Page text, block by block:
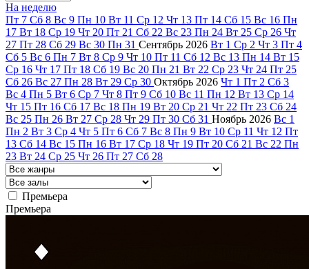
На неделю
Пт 7 Сб 8 Вс 9 Пн 10 Вт 11 Ср 12 Чт 13 Пт 14 Сб 15 Вс 16 Пн
17 Вт 18 Ср 19 Чт 20 Пт 21 Сб 22 Вс 23 Пн 24 Вт 25 Ср 26 Чт
27 Пт 28 Сб 29 Вс 30 Пн 31 Сентябрь 2026 Вт 1 Ср 2 Чт 3 Пт 4
Сб 5 Вс 6 Пн 7 Вт 8 Ср 9 Чт 10 Пт 11 Сб 12 Вс 13 Пн 14 Вт 15
Ср 16 Чт 17 Пт 18 Сб 19 Вс 20 Пн 21 Вт 22 Ср 23 Чт 24 Пт 25
Сб 26 Вс 27 Пн 28 Вт 29 Ср 30 Октябрь 2026 Чт 1 Пт 2 Сб 3
Вс 4 Пн 5 Вт 6 Ср 7 Чт 8 Пт 9 Сб 10 Вс 11 Пн 12 Вт 13 Ср 14
Чт 15 Пт 16 Сб 17 Вс 18 Пн 19 Вт 20 Ср 21 Чт 22 Пт 23 Сб 24
Вс 25 Пн 26 Вт 27 Ср 28 Чт 29 Пт 30 Сб 31 Ноябрь 2026 Вс 1
Пн 2 Вт 3 Ср 4 Чт 5 Пт 6 Сб 7 Вс 8 Пн 9 Вт 10 Ср 11 Чт 12 Пт
13 Сб 14 Вс 15 Пн 16 Вт 17 Ср 18 Чт 19 Пт 20 Сб 21 Вс 22 Пн
23 Вт 24 Ср 25 Чт 26 Пт 27 Сб 28
Премьера
Премьера